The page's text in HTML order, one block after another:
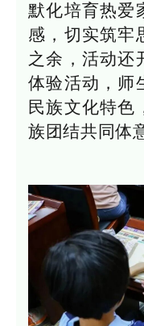
默化培育热爱
感，切实筑牢
之余，活动还
体验活动，师
民族文化特色
族团结共同体